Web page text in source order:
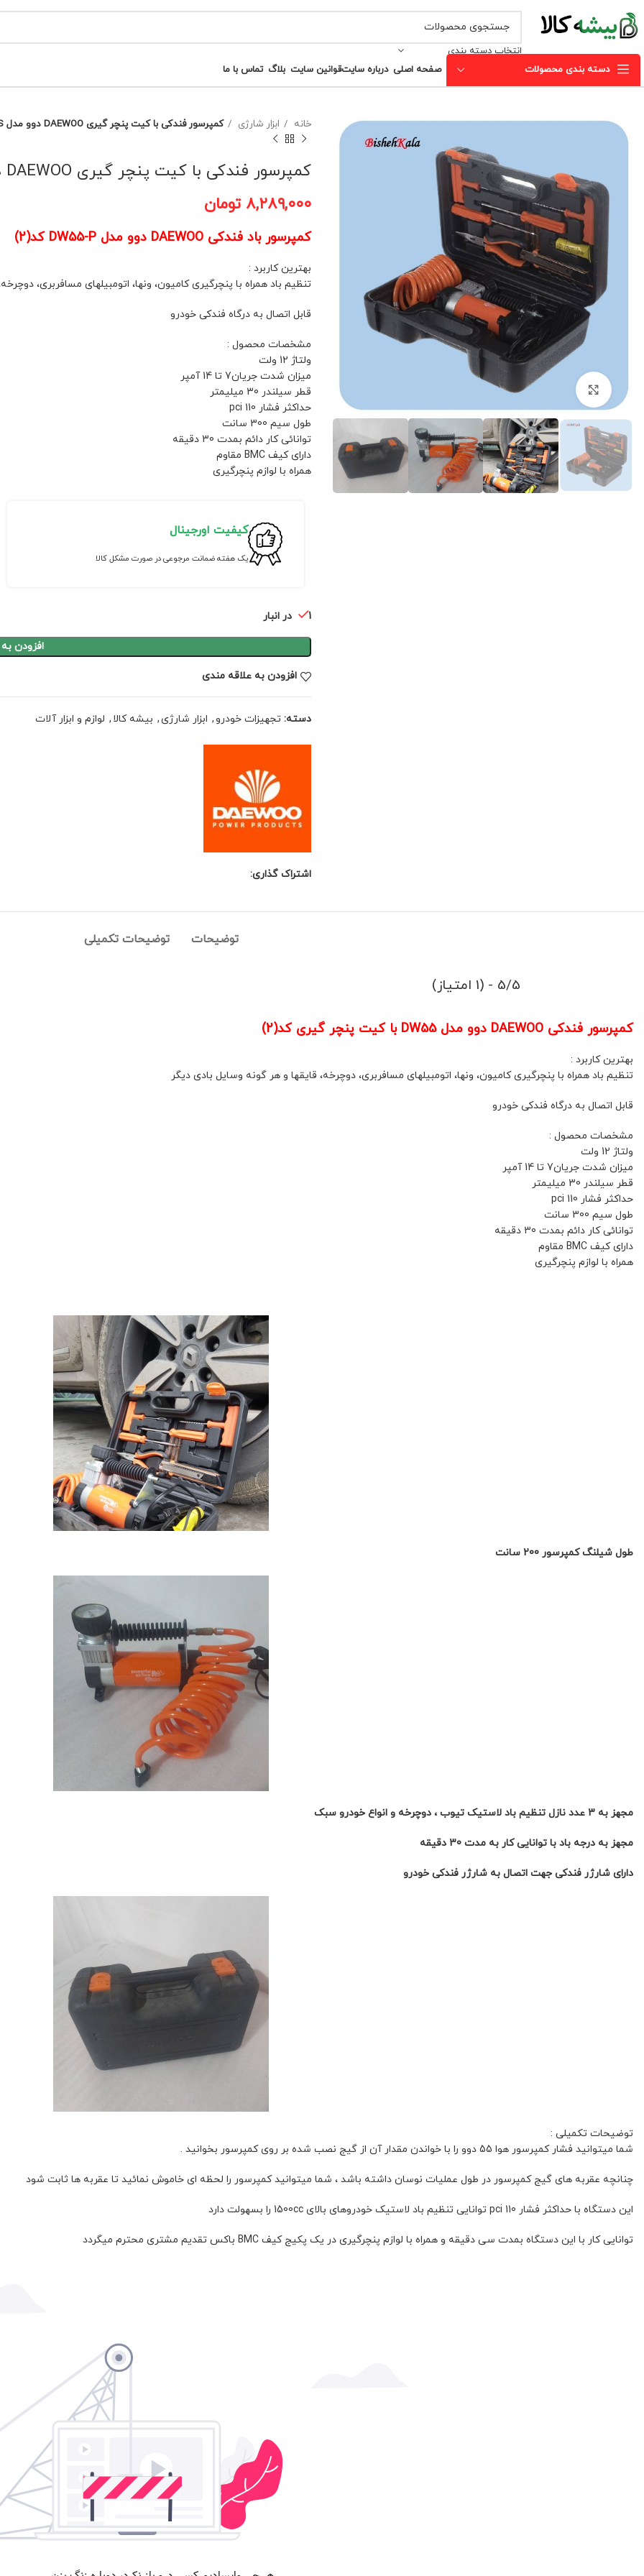
انتخاب دسته بندی
دسته بندی محصولات صفحه اصلی درباره سایتقوانین سایت بلاگ تماس با ما
برای بزرگنمایی کلیک کنید
خانه ابزار شارژی کمپرسور فندکی با کیت پنچر گیری DAEWOO دوو مدل DW55PLUS کد(2)
کمپرسور فندکی با کیت پنچر گیری DAEWOO دوو مدل DW55PLUS کد(2)
۸,۲۸۹,۰۰۰ تومان
کمپرسور باد فندکی DAEWOO دوو مدل DW55-P کد(2)
بهترین کاربرد :
تنظیم باد همراه با پنچرگیری کامیون، ونها، اتومبیلهای مسافربری،
قابل اتصال به درگاه فندکی خودرو
مشخصات محصول :
ولتاژ 12 ولت
میزان شدت جریان7 تا 14 آمپر
قطر سیلندر 30 میلیمتر
حداکثر فشار 110 pci
طول سیم 300 سانت
توانائی کار دائم بمدت 30 دقیقه
دارای کیف BMC مقاوم
همراه با لوازم پنچرگیری
کیفیت اورجینال
یک هفته ضمانت مرجوعی در صورت مشکل کالا
1 در انبار
افزودن
افزودن به علاقه مندی
دسته: تجهیزات خودرو, ابزار شارژی, بیشه کالا , لوازم و ابزار آلات
اشتراک گذاری:
توضیحات توضیحات تکمیلی
5/5 - (1 امتیاز)
کمپرسور فندکی DAEWOO دوو مدل DW55 با کیت پنچر گیری کد(2)
بهترین کاربرد :
تنظیم باد همراه با پنچرگیری کامیون، ونها، اتومبیلهای مسافربری، دوچرخه، قایقها و هر گونه وسایل بادی دیگر
قابل اتصال به درگاه فندکی خودرو
مشخصات محصول :
ولتاژ 12 ولت
میزان شدت جریان7 تا 14 آمپر
قطر سیلندر 30 میلیمتر
حداکثر فشار 110 pci
طول سیم 300 سانت
توانائی کار دائم بمدت 30 دقیقه
دارای کیف BMC مقاوم
همراه با لوازم پنچرگیری
طول شیلنگ کمپرسور 200 سانت
مجهز به 3 عدد نازل تنظیم باد لاستیک تیوب ، دوچرخه و انواع خودرو سبک
مجهز به درجه باد با توانایی کار به مدت 30 دقیقه
دارای شارژر فندکی جهت اتصال به شارژر فندکی خودرو
توضیحات تکمیلی :
شما میتوانید فشار کمپرسور هوا 55 دوو را با خواندن مقدار آن از گیج نصب شده بر روی کمپرسور بخوانید .
چنانچه عقربه های گیج کمپرسور در طول عملیات نوسان داشته باشد ، شما میتوانید کمپرسور را لحظه ای خاموش نمائید تا عقربه ها ثابت شود
این دستگاه با حداکثر فشار 110 pci توانایی تنظیم باد لاستیک خودروهای بالای 1500cc را بسهولت دارد
توانایی کار با این دستگاه بمدت سی دقیقه و همراه با لوازم پنچرگیری در یک پکیج کیف BMC باکس تقدیم مشتری محترم میگردد